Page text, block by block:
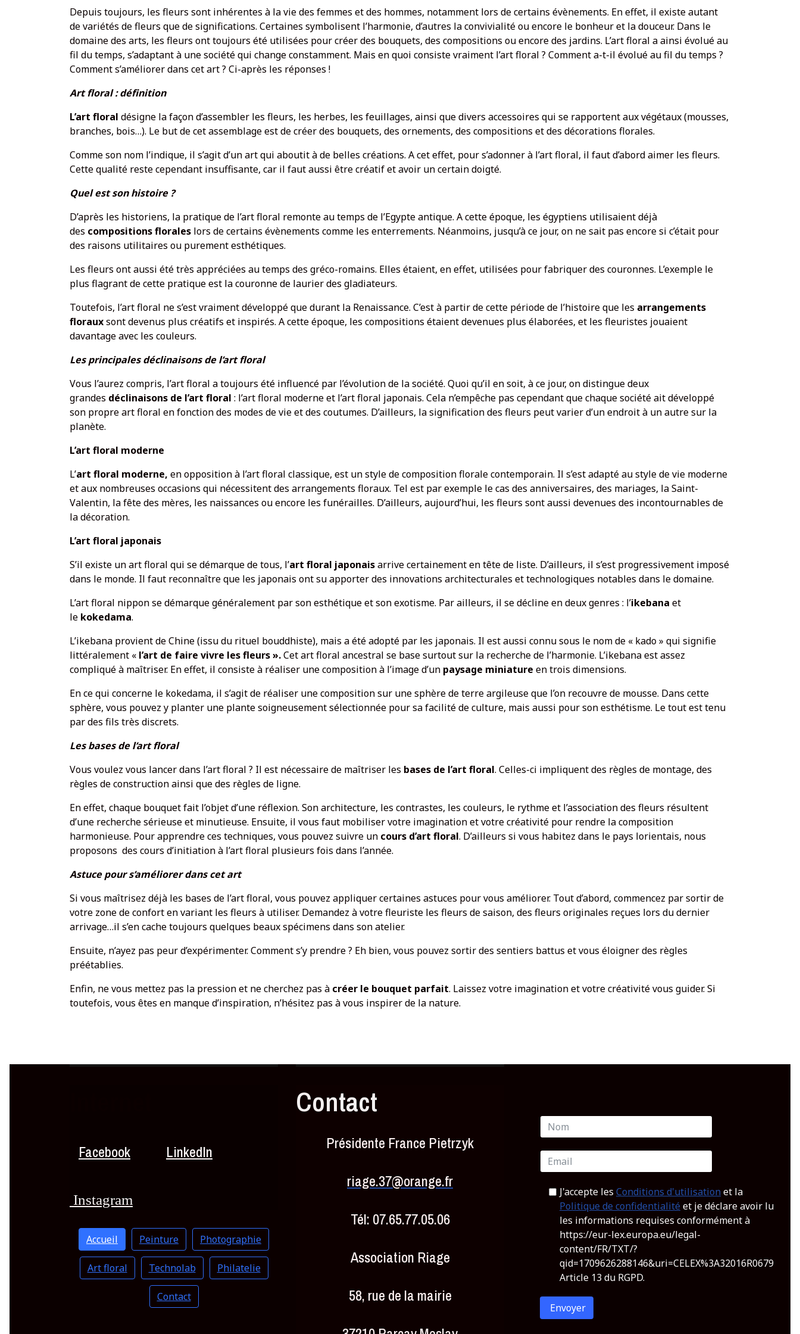
Depuis toujours, les fleurs sont inhérentes à la vie des femmes et des hommes, notamment lors de certains évènements. En effet, il existe autant
de variétés de fleurs que de significations. Certaines symbolisent l’harmonie, d’autres la convivialité ou encore le bonheur et la douceur. Dans le
domaine des arts, les fleurs ont toujours été utilisées pour créer des bouquets, des compositions ou encore des jardins. L’art floral a ainsi évolué au
fil du temps, s’adaptant à une société qui change constamment. Mais en quoi consiste vraiment l’art floral ? Comment a-t-il évolué au fil du temps ?
Comment s’améliorer dans cet art ? Ci-après les réponses !
Art floral : définition
L’art floral désigne la façon d’assembler les fleurs, les herbes, les feuillages, ainsi que divers accessoires qui se rapportent aux végétaux (mousses,
branches, bois…). Le but de cet assemblage est de créer des bouquets, des ornements, des compositions et des décorations florales.
Comme son nom l’indique, il s’agit d’un art qui aboutit à de belles créations. A cet effet, pour s’adonner à l’art floral, il faut d’abord aimer les fleurs.
Cette qualité reste cependant insuffisante, car il faut aussi être créatif et avoir un certain doigté.
Quel est son histoire ?
D’après les historiens, la pratique de l’art floral remonte au temps de l’Egypte antique. A cette époque, les égyptiens utilisaient déjà
des compositions florales lors de certains évènements comme les enterrements. Néanmoins, jusqu’à ce jour, on ne sait pas encore si c’était pour
des raisons utilitaires ou purement esthétiques.
Les fleurs ont aussi été très appréciées au temps des gréco-romains. Elles étaient, en effet, utilisées pour fabriquer des couronnes. L’exemple le
plus flagrant de cette pratique est la couronne de laurier des gladiateurs.
Toutefois, l’art floral ne s’est vraiment développé que durant la Renaissance. C’est à partir de cette période de l’histoire que les arrangements
florauxsont devenus plus créatifs et inspirés. A cette époque, les compositions étaient devenues plus élaborées, et les fleuristes jouaient
davantage avec les couleurs.
Les principales déclinaisons de l’art floral
Vous l’aurez compris, l’art floral a toujours été influencé par l’évolution de la société. Quoi qu’il en soit, à ce jour, on distingue deux
grandes déclinaisons de l’art floral : l’art floral moderne et l’art floral japonais. Cela n’empêche pas cependant que chaque société ait développé
son propre art floral en fonction des modes de vie et des coutumes. D’ailleurs, la signification des fleurs peut varier d’un endroit à un autre sur la
planète.
L’art floral moderne
L’art floral moderne, en opposition à l’art floral classique, est un style de composition florale contemporain. Il s’est adapté au style de vie moderne
et aux nombreuses occasions qui nécessitent des arrangements floraux. Tel est par exemple le cas des anniversaires, des mariages, la Saint-
Valentin, la fête des mères, les naissances ou encore les funérailles. D’ailleurs, aujourd’hui, les fleurs sont aussi devenues des incontournables de
la décoration.
L’art floral japonais
S’il existe un art floral qui se démarque de tous, l’art floral japonaisarrive certainement en tête de liste. D’ailleurs, il s’est progressivement imposé
dans le monde. Il faut reconnaître que les japonais ont su apporter des innovations architecturales et technologiques notables dans le domaine.
L’art floral nippon se démarque généralement par son esthétique et son exotisme. Par ailleurs, il se décline en deux genres : l’ikebana et
le kokedama.
L’ikebana provient de Chine (issu du rituel bouddhiste), mais a été adopté par les japonais. Il est aussi connu sous le nom de « kado » qui signifie
littéralement « l’art de faire vivre les fleurs ».Cet art floral ancestral se base surtout sur la recherche de l’harmonie. L’ikebana est assez
compliqué à maîtriser. En effet, il consiste à réaliser une composition à l’image d’un paysage miniature en trois dimensions.
En ce qui concerne le kokedama, il s’agit de réaliser une composition sur une sphère de terre argileuse que l’on recouvre de mousse. Dans cette
sphère, vous pouvez y planter une plante soigneusement sélectionnée pour sa facilité de culture, mais aussi pour son esthétisme. Le tout est tenu
par des fils très discrets.
Les bases de l’art floral
Vous voulez vous lancer dans l’art floral ? Il est nécessaire de maîtriser les bases de l’art floral. Celles-ci impliquent des règles de montage, des
règles de construction ainsi que des règles de ligne.
En effet, chaque bouquet fait l’objet d’une réflexion. Son architecture, les contrastes, les couleurs, le rythme et l’association des fleurs résultent
d’une recherche sérieuse et minutieuse. Ensuite, il vous faut mobiliser votre imagination et votre créativité pour rendre la composition
harmonieuse. Pour apprendre ces techniques, vous pouvez suivre un cours d’art floral. D’ailleurs si vous habitez dans le pays lorientais, nous
proposons des cours d’initiation à l’art floral plusieurs fois dans l’année.
Astuce pour s’améliorer dans cet art
Si vous maîtrisez déjà les bases de l’art floral, vous pouvez appliquer certaines astuces pour vous améliorer. Tout d’abord, commencez par sortir de
votre zone de confort en variant les fleurs à utiliser. Demandez à votre fleuriste les fleurs de saison, des fleurs originales reçues lors du dernier
arrivage…il s’en cache toujours quelques beaux spécimens dans son atelier.
Ensuite, n’ayez pas peur d’expérimenter. Comment s’y prendre ? Eh bien, vous pouvez sortir des sentiers battus et vous éloigner des règles
préétablies.
Enfin, ne vous mettez pas la pression et ne cherchez pas à créer le bouquet parfait. Laissez votre imagination et votre créativité vous guider. Si
toutefois, vous êtes en manque d’inspiration, n’hésitez pas à vous inspirer de la nature.
Facebook LinkedIn
Instagram
Accueil Peinture Photographie
Art floral Technolab Philatelie
Contact
Contact
Présidente France Pietrzyk
riage.37@orange.fr
Tél: 07.65.77.05.06
Association Riage
58, rue de la mairie
J'accepte les Conditions d'utilisation et la
Politique de confidentialité et je déclare avoir lu
les informations requises conformément à
https://eur-lex.europa.eu/legal-
content/FR/TXT/?
qid=1709626288146&uri=CELEX%3A32016R0679
Article 13 du RGPD.
Envoyer